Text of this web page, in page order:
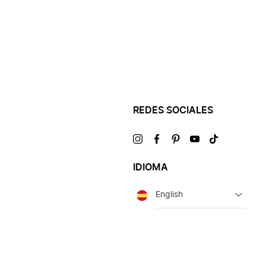
REDES SOCIALES
VisítanosVisítanosVisítanosVisítanosVisítanos
IDIOMA
Idioma